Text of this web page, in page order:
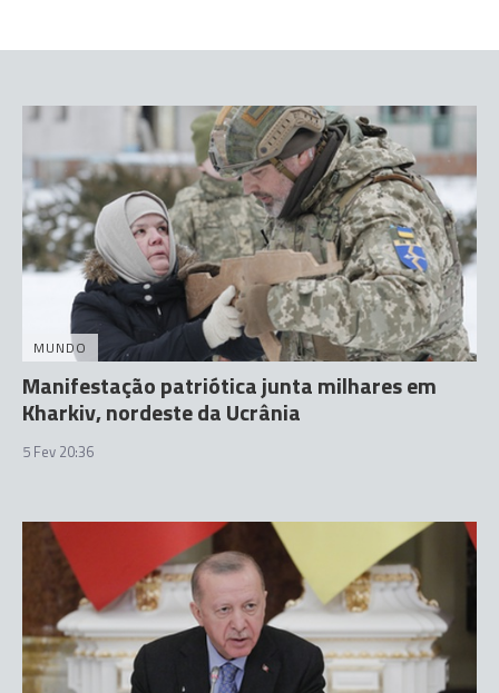
MUNDO
Manifestação patriótica junta milhares em
Kharkiv, nordeste da Ucrânia
5 Fev 20:36